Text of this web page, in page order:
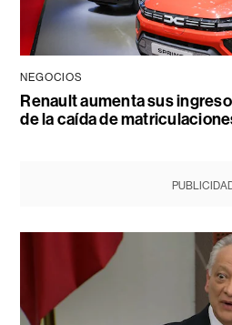
NEGOCIOS
Renault aumenta sus
de la caída de